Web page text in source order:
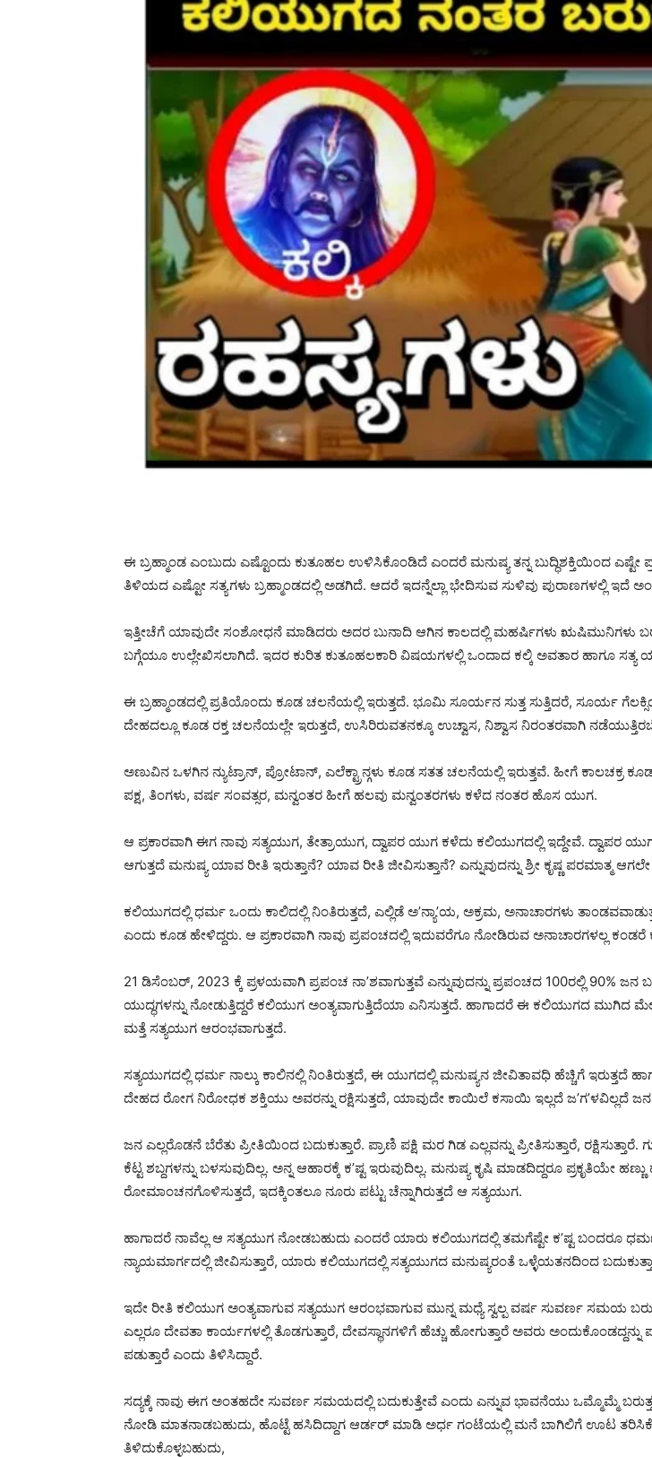
ಈ ಬ್ರಹ್ಮಾಂಡ ಎಂಬುದು ಎಷ್ಟೊಂದು ಕುತೂಹಲ ಉಳಿಸಿಕೊಂಡಿದೆ ಎಂದರೆ ಮನುಷ್ಯ ತನ್ನ ಬುದ್ಧಿಶಕ್ತಿಯಿಂದ ಎಷ್ಟೇ
ತಿಳಿಯದ ಎಷ್ಟೋ ಸತ್ಯಗಳು ಬ್ರಹ್ಮಾಂಡದಲ್ಲಿ ಅಡಗಿದೆ. ಆದರೆ ಇದನ್ನೆಲ್ಲಾ ಭೇದಿಸುವ ಸುಳಿವು ಪುರಾಣಗಳಲ್ಲಿ ಇದೆ
ಇತ್ತೀಚೆಗೆ ಯಾವುದೇ ಸಂಶೋಧನೆ ಮಾಡಿದರು ಅದರ ಬುನಾದಿ ಆಗಿನ ಕಾಲದಲ್ಲಿ ಮಹರ್ಷಿಗಳು ಋಷಿಮುನಿಗಳು
ಬಗ್ಗೆಯೂ ಉಲ್ಲೇಖಿಸಲಾಗಿದೆ. ಇದರ ಕುರಿತ ಕುತೂಹಲಕಾರಿ ವಿಷಯಗಳಲ್ಲಿ ಒಂದಾದ ಕಲ್ಕಿ ಅವತಾರ ಹಾಗೂ ಸತ್ಯ
ಈ ಬ್ರಹ್ಮಾಂಡದಲ್ಲಿ ಪ್ರತಿಯೊಂದು ಕೂಡ ಚಲನೆಯಲ್ಲಿ ಇರುತ್ತದೆ. ಭೂಮಿ ಸೂರ್ಯನ ಸುತ್ತ ಸುತ್ತಿದರೆ, ಸೂರ್ಯ ಗೆಲಕ್ಸಿಯ
ದೇಹದಲ್ಲೂ ಕೂಡ ರಕ್ತ ಚಲನೆಯಲ್ಲೇ ಇರುತ್ತದೆ, ಉಸಿರಿರುವತನಕ್ಕೂ ಉಚ್ವಾಸ, ನಿಶ್ವಾಸ ನಿರಂತರವಾಗಿ
ಅಣುವಿನ ಒಳಗಿನ ನ್ಯುಟ್ರಾನ್, ಪ್ರೋಟಾನ್, ಎಲೆಕ್ಟ್ರಾನ್ಗಳು ಕೂಡ ಸತತ ಚಲನೆಯಲ್ಲಿ ಇರುತ್ತವೆ. ಹೀಗೆ
ಪಕ್ಷ, ತಿಂಗಳು, ವರ್ಷ ಸಂವತ್ಸರ, ಮನ್ವಂತರ ಹೀಗೆ ಹಲವು ಮನ್ವಂತರಗಳು ಕಳೆದ ನಂತರ ಹೊಸ ಯುಗ.
ಆ ಪ್ರಕಾರವಾಗಿ ಈಗ ನಾವು ಸತ್ಯಯುಗ, ತೇತ್ರಾಯುಗ, ದ್ವಾಪರ ಯುಗ ಕಳೆದು ಕಲಿಯುಗದಲ್ಲಿ ಇದ್ದೇವೆ. ದ್ವಾಪರ
ಆಗುತ್ತದೆ ಮನುಷ್ಯ ಯಾವ ರೀತಿ ಇರುತ್ತಾನೆ? ಯಾವ ರೀತಿ ಜೀವಿಸುತ್ತಾನೆ? ಎನ್ನುವುದನ್ನು ಶ್ರೀ ಕೃಷ್ಣ ಪರಮಾತ್ಮ
ಕಲಿಯುಗದಲ್ಲಿ ಧರ್ಮ ಒಂದು ಕಾಲಿದಲ್ಲಿ ನಿಂತಿರುತ್ತದೆ, ಎಲ್ಲಿಡೆ ಅ’ನ್ಯಾ’ಯ, ಅಕ್ರಮ, ಅನಾಚಾರಗಳು
ಎಂದು ಕೂಡ ಹೇಳಿದ್ದರು. ಆ ಪ್ರಕಾರವಾಗಿ ನಾವು ಪ್ರಪಂಚದಲ್ಲಿ ಇದುವರೆಗೂ ನೋಡಿರುವ ಅನಾಚಾರಗಳಲ್ಲ ಕಂಡರೆ
21 ಡಿಸೆಂಬರ್, 2023 ಕ್ಕೆ ಪ್ರಳಯವಾಗಿ ಪ್ರಪಂಚ ನಾ’ಶವಾಗುತ್ತವೆ ಎನ್ನುವುದನ್ನು ಪ್ರಪಂಚದ 100ರಲ್ಲಿ 90%
ಯುದ್ಧಗಳನ್ನು ನೋಡುತ್ತಿದ್ದರೆ ಕಲಿಯುಗ ಅಂತ್ಯವಾಗುತ್ತಿದೆಯಾ ಎನಿಸುತ್ತದೆ. ಹಾಗಾದರೆ ಈ ಕಲಿಯುಗದ ಮುಗಿದ
ಮತ್ತೆ ಸತ್ಯಯುಗ ಆರಂಭವಾಗುತ್ತದೆ.
ಸತ್ಯಯುಗದಲ್ಲಿ ಧರ್ಮ ನಾಲ್ಕು ಕಾಲಿನಲ್ಲಿ ನಿಂತಿರುತ್ತದೆ, ಈ ಯುಗದಲ್ಲಿ ಮನುಷ್ಯನ ಜೀವಿತಾವಧಿ ಹೆಚ್ಚಿಗೆ ಇರುತ್ತದೆ
ದೇಹದ ರೋಗ ನಿರೋಧಕ ಶಕ್ತಿಯು ಅವರನ್ನು ರಕ್ಷಿಸುತ್ತದೆ, ಯಾವುದೇ ಕಾಯಿಲೆ ಕಸಾಯಿ ಇಲ್ಲದೆ ಜ’ಗ’ಳವಿಲ್ಲದೆ
ಜನ ಎಲ್ಲರೊಡನೆ ಬೆರೆತು ಪ್ರೀತಿಯಿಂದ ಬದುಕುತ್ತಾರೆ. ಪ್ರಾಣಿ ಪಕ್ಷಿ ಮರ ಗಿಡ ಎಲ್ಲವನ್ನು ಪ್ರೀತಿಸುತ್ತಾರೆ,
ಕೆಟ್ಟ ಶಬ್ದಗಳನ್ನು ಬಳಸುವುದಿಲ್ಲ. ಅನ್ನ ಆಹಾರಕ್ಕೆ ಕ’ಷ್ಟ ಇರುವುದಿಲ್ಲ. ಮನುಷ್ಯ ಕೃಷಿ ಮಾಡದಿದ್ದರೂ ಪ್ರಕೃತಿಯೇ
ರೋಮಾಂಚನಗೊಳಿಸುತ್ತದೆ, ಇದಕ್ಕಿಂತಲೂ ನೂರು ಪಟ್ಟು ಚೆನ್ನಾಗಿರುತ್ತದೆ ಆ ಸತ್ಯಯುಗ.
ಹಾಗಾದರೆ ನಾವೆಲ್ಲ ಆ ಸತ್ಯಯುಗ ನೋಡಬಹುದು ಎಂದರೆ ಯಾರು ಕಲಿಯುಗದಲ್ಲಿ ತಮಗೆಷ್ಟೇ ಕ’ಷ್ಟ ಬಂದರೂ ಧರ್ಮ
ನ್ಯಾಯಮಾರ್ಗದಲ್ಲಿ ಜೀವಿಸುತ್ತಾರೆ, ಯಾರು ಕಲಿಯುಗದಲ್ಲಿ ಸತ್ಯಯುಗದ ಮನುಷ್ಯರಂತೆ ಒಳ್ಳೆಯತನದಿಂದ
ಇದೇ ರೀತಿ ಕಲಿಯುಗ ಅಂತ್ಯವಾಗುವ ಸತ್ಯಯುಗ ಆರಂಭವಾಗುವ ಮುನ್ನ ಮಧ್ಯೆ ಸ್ವಲ್ಪ ವರ್ಷ ಸುವರ್ಣ ಸಮಯ
ಎಲ್ಲರೂ ದೇವತಾ ಕಾರ್ಯಗಳಲ್ಲಿ ತೊಡಗುತ್ತಾರೆ, ದೇವಸ್ಥಾನಗಳಿಗೆ ಹೆಚ್ಚು ಹೋಗುತ್ತಾರೆ ಅವರು
ಪಡುತ್ತಾರೆ ಎಂದು ತಿಳಿಸಿದ್ದಾರೆ.
ಸದ್ಯಕ್ಕೆ ನಾವು ಈಗ ಅಂತಹದೇ ಸುವರ್ಣ ಸಮಯದಲ್ಲಿ ಬದುಕುತ್ತೇವೆ ಎಂದು ಎನ್ನುವ ಭಾವನೆಯು ಒಮ್ಮೊಮ್ಮೆ
ನೋಡಿ ಮಾತನಾಡಬಹುದು, ಹೊಟ್ಟೆ ಹಸಿದಿದ್ದಾಗ ಆರ್ಡರ್ ಮಾಡಿ ಅರ್ಧ ಗಂಟೆಯಲ್ಲಿ ಮನೆ ಬಾಗಿಲಿಗೆ ಊಟ
ತಿಳಿದುಕೊಳ್ಳಬಹುದು,